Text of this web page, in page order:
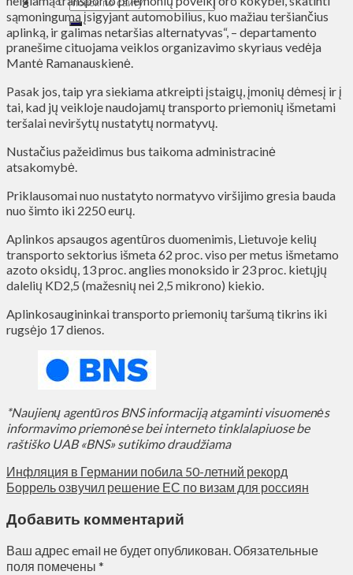
sąmoningumą įsigyjant automobilius, kuo mažiau teršiančius
aplinką, ir galimas netaršias alternatyvas“, – departamento
pranešime cituojama veiklos organizavimo skyriaus vedėja
Mantė Ramanauskienė.
Pasak jos, taip yra siekiama atkreipti įstaigų, įmonių dėmesį ir į
tai, kad jų veikloje naudojamų transporto priemonių išmetami
teršalai neviršytų nustatytų normatyvų.
Nustačius pažeidimus bus taikoma administracinė
atsakomybė.
Priklausomai nuo nustatyto normatyvo viršijimo gresia bauda
nuo šimto iki 2250 eurų.
Aplinkos apsaugos agentūros duomenimis, Lietuvoje kelių
transporto sektorius išmeta 62 proc. viso per metus išmetamo
azoto oksidų, 13 proc. anglies monoksido ir 23 proc. kietųjų
dalelių KD2,5 (mažesnių nei 2,5 mikrono) kiekio.
Aplinkosaugininkai transporto priemonių taršumą tikrins iki
rugsėjo 17 dienos.
*Naujienų agentūros BNS informaciją atgaminti visuomenės
informavimo priemonėse bei interneto tinklalapiuose be
raštiško UAB «BNS» sutikimo draudžiama
Инфляция в Германии побила 50-летний рекорд
Боррель озвучил решение ЕС по визам для россиян
Добавить комментарий
Ваш адрес email не будет опубликован.Обязательные
поля помечены *